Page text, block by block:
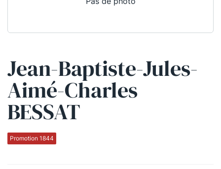
Jean-Baptiste-Jules-
Aimé-Charles
BESSAT
Promotion 1844
Qui sommes-nous ?
La Conférence
La Conférence de Renfort
La défense pénale